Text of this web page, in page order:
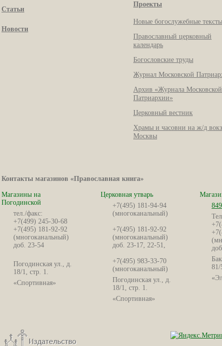
Статьи
Новости
Проекты
Новые богослужебные тексты
Православный церковный
календарь
Богословские труды
Журнал Московской
Архив «Журнала Московской
Патриархии»
Церковный вестник
Храмы и часовни на ж/д
Москвы
Контакты магазинов «Православная книга»
Магазины на
Погодинской
тел./факс:
+7(499) 245-30-68
+7(495) 181-92-92
(многоканальный)
доб. 23-54
Погодинская ул., д.
18/1, стр. 1.
«Спортивная»
Церковная утварь
+7(495) 181-94-94
(многоканальный)
+7(495) 181-92-92
(многоканальный)
доб. 23-17, 22-51,
+7(495) 983-33-70
(многоканальный)
Погодинская ул., д.
18/1, стр. 1.
«Спортивная»
81/